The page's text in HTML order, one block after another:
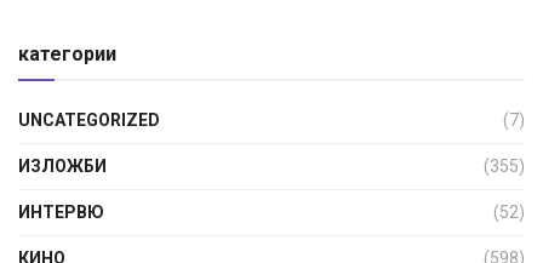
категории
UNCATEGORIZED (7)
ИЗЛОЖБИ (355)
ИНТЕРВЮ (52)
КИНО (598)